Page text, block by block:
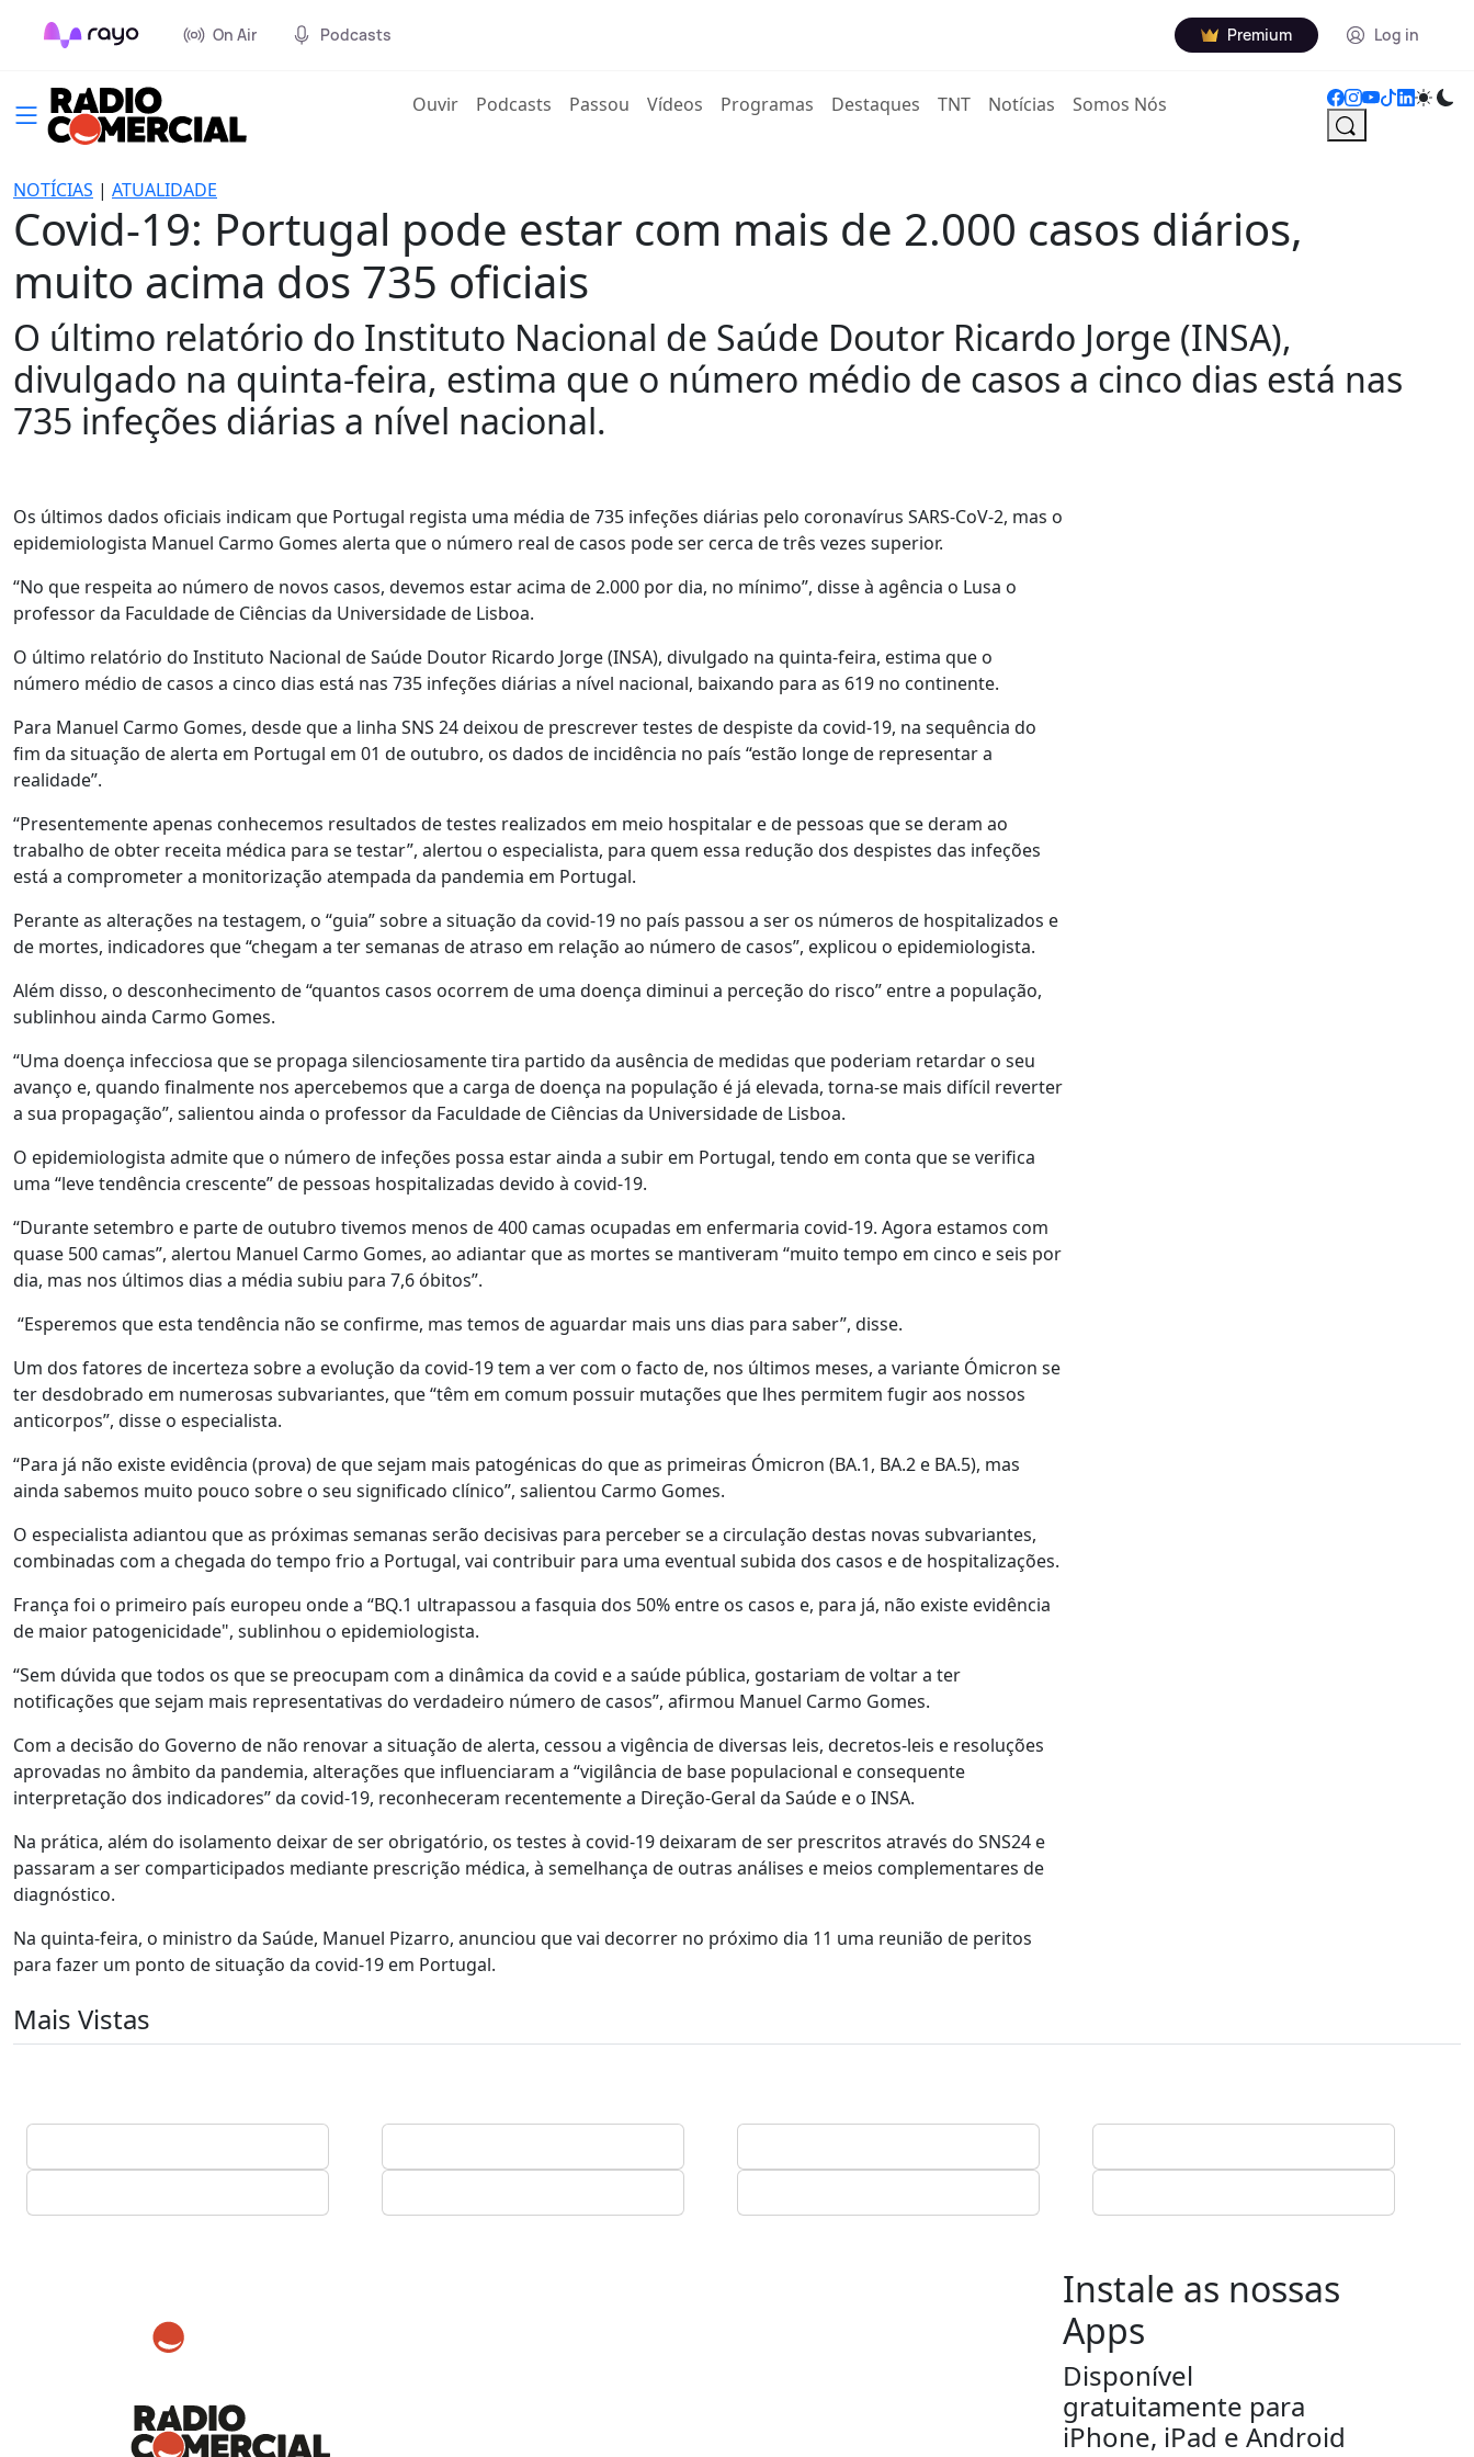
On Air Podcasts Premium Log in
Ouvir(current)
Podcasts Passou Vídeos Programas Destaques TNT Notícias Somos Nós
NOTÍCIAS | ATUALIDADE
Covid-19: Portugal pode estar com mais de 2.000 casos diários,
muito acima dos 735 oficiais
O último relatório do Instituto Nacional de Saúde Doutor Ricardo Jorge (INSA),
divulgado na quinta-feira, estima que o número médio de casos a cinco dias está nas
735 infeções diárias a nível nacional.
Os últimos dados oficiais indicam que Portugal regista uma média de 735 infeções diárias pelo coronavírus SARS-CoV-2, mas o
epidemiologista Manuel Carmo Gomes alerta que o número real de casos pode ser cerca de três vezes superior.
“No que respeita ao número de novos casos, devemos estar acima de 2.000 por dia, no mínimo”, disse à agência o Lusa o
professor da Faculdade de Ciências da Universidade de Lisboa.
O último relatório do Instituto Nacional de Saúde Doutor Ricardo Jorge (INSA), divulgado na quinta-feira, estima que o
número médio de casos a cinco dias está nas 735 infeções diárias a nível nacional, baixando para as 619 no continente.
Para Manuel Carmo Gomes, desde que a linha SNS 24 deixou de prescrever testes de despiste da covid-19, na sequência do
fim da situação de alerta em Portugal em 01 de outubro, os dados de incidência no país “estão longe de representar a
realidade”.
“Presentemente apenas conhecemos resultados de testes realizados em meio hospitalar e de pessoas que se deram ao
trabalho de obter receita médica para se testar”, alertou o especialista, para quem essa redução dos despistes das infeções
está a comprometer a monitorização atempada da pandemia em Portugal.
Perante as alterações na testagem, o “guia” sobre a situação da covid-19 no país passou a ser os números de hospitalizados e
de mortes, indicadores que “chegam a ter semanas de atraso em relação ao número de casos”, explicou o epidemiologista.
Além disso, o desconhecimento de “quantos casos ocorrem de uma doença diminui a perceção do risco” entre a população,
sublinhou ainda Carmo Gomes.
“Uma doença infecciosa que se propaga silenciosamente tira partido da ausência de medidas que poderiam retardar o seu
avanço e, quando finalmente nos apercebemos que a carga de doença na população é já elevada, torna-se mais difícil reverter
a sua propagação”, salientou ainda o professor da Faculdade de Ciências da Universidade de Lisboa.
O epidemiologista admite que o número de infeções possa estar ainda a subir em Portugal, tendo em conta que se verifica
uma “leve tendência crescente” de pessoas hospitalizadas devido à covid-19.
“Durante setembro e parte de outubro tivemos menos de 400 camas ocupadas em enfermaria covid-19. Agora estamos com
quase 500 camas”, alertou Manuel Carmo Gomes, ao adiantar que as mortes se mantiveram “muito tempo em cinco e seis por
dia, mas nos últimos dias a média subiu para 7,6 óbitos”.
“Esperemos que esta tendência não se confirme, mas temos de aguardar mais uns dias para saber”, disse.
Um dos fatores de incerteza sobre a evolução da covid-19 tem a ver com o facto de, nos últimos meses, a variante Ómicron se
ter desdobrado em numerosas subvariantes, que “têm em comum possuir mutações que lhes permitem fugir aos nossos
anticorpos”, disse o especialista.
“Para já não existe evidência (prova) de que sejam mais patogénicas do que as primeiras Ómicron (BA.1, BA.2 e BA.5), mas
ainda sabemos muito pouco sobre o seu significado clínico”, salientou Carmo Gomes.
O especialista adiantou que as próximas semanas serão decisivas para perceber se a circulação destas novas subvariantes,
combinadas com a chegada do tempo frio a Portugal, vai contribuir para uma eventual subida dos casos e de hospitalizações.
França foi o primeiro país europeu onde a “BQ.1 ultrapassou a fasquia dos 50% entre os casos e, para já, não existe evidência
de maior patogenicidade", sublinhou o epidemiologista.
“Sem dúvida que todos os que se preocupam com a dinâmica da covid e a saúde pública, gostariam de voltar a ter
notificações que sejam mais representativas do verdadeiro número de casos”, afirmou Manuel Carmo Gomes.
Com a decisão do Governo de não renovar a situação de alerta, cessou a vigência de diversas leis, decretos-leis e resoluções
aprovadas no âmbito da pandemia, alterações que influenciaram a “vigilância de base populacional e consequente
interpretação dos indicadores” da covid-19, reconheceram recentemente a Direção-Geral da Saúde e o INSA.
Na prática, além do isolamento deixar de ser obrigatório, os testes à covid-19 deixaram de ser prescritos através do SNS24 e
passaram a ser comparticipados mediante prescrição médica, à semelhança de outras análises e meios complementares de
diagnóstico.
Na quinta-feira, o ministro da Saúde, Manuel Pizarro, anunciou que vai decorrer no próximo dia 11 uma reunião de peritos
para fazer um ponto de situação da covid-19 em Portugal.
Mais Vistas
Instale as nossas
Apps
Disponível
gratuitamente para
iPhone, iPad e Android